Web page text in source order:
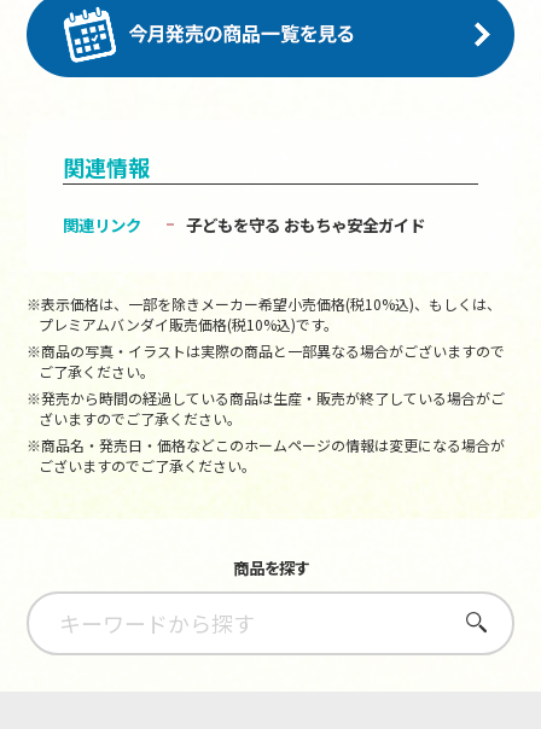
関連情報
関連リンク 子どもを守る おもちゃ安全ガイド
※表示価格は、一部を除きメーカー希望小売価格(税10%込)、もしくは、
プレミアムバンダイ販売価格(税10%込)です。
※商品の写真・イラストは実際の商品と一部異なる場合がございますので
ご了承ください。
※発売から時間の経過している商品は生産・販売が終了している場合がご
ざいますのでご了承ください。
※商品名・発売日・価格などこのホームページの情報は変更になる場合が
ございますのでご了承ください。
商品を探す
さがす